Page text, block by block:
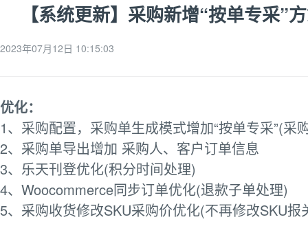
【系统更新】采购新增“按单专采”
2023年07月12日 10:15:03
优化：
1、采购配置，采购单生成模式增加“按单专采”(采
2、采购单导出增加 采购人、客户订单信息
3、乐天刊登优化(积分时间处理)
4、Woocommerce同步订单优化(退款子单处理)
5、采购收货修改SKU采购价优化(不再修改SKU报